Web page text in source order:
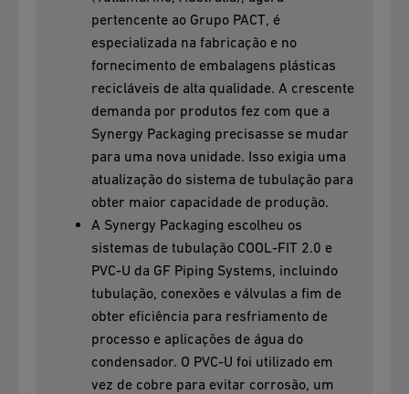
pertencente ao Grupo PACT, é
especializada na fabricação e no
fornecimento de embalagens plásticas
recicláveis de alta qualidade. A crescente
demanda por produtos fez com que a
Synergy Packaging precisasse se mudar
para uma nova unidade. Isso exigia uma
atualização do sistema de tubulação para
obter maior capacidade de produção.
A Synergy Packaging escolheu os
sistemas de tubulação COOL-FIT 2.0 e
PVC-U da GF Piping Systems, incluindo
tubulação, conexões e válvulas a fim de
obter eficiência para resfriamento de
processo e aplicações de água do
condensador. O PVC-U foi utilizado em
vez de cobre para evitar corrosão, um